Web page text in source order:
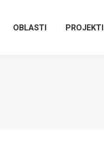
OBLASTI PROJEKTI